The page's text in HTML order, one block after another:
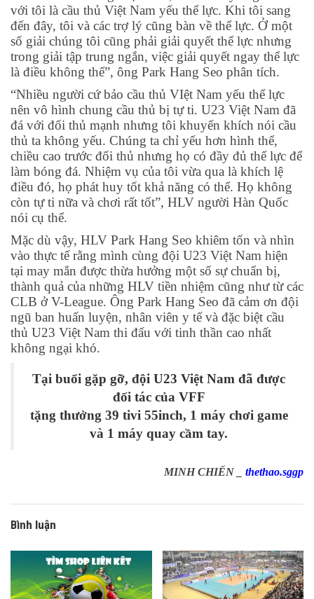
với tôi là cầu thủ Việt Nam yếu thể lực. Khi tôi sang
đến đây, tôi và các trợ lý cũng bàn về thể lực. Ở một
số giải chúng tôi cũng phải giải quyết thể lực nhưng
trong giải tập trung ngắn, việc giải quyết ngay thể lực
là điều không thể”, ông Park Hang Seo phân tích.
“Nhiều người cứ bảo cầu thủ VIệt Nam yếu thể lực
nên vô hình chung cầu thủ bị tự ti. U23 Việt Nam đã
đá với đối thủ mạnh nhưng tôi khuyến khích nói cầu
thủ ta không yếu. Chúng ta chỉ yếu hơn hình thể,
chiều cao trước đối thủ nhưng họ có đầy đủ thể lực để
làm bóng đá. Nhiệm vụ của tôi vừa qua là khích lệ
điều đó, họ phát huy tốt khả năng có thể. Họ không
còn tự ti nữa và chơi rất tốt”, HLV người Hàn Quốc
nói cụ thể.
Mặc dù vậy, HLV Park Hang Seo khiêm tốn và nhìn
vào thực tế rằng mình cùng đội U23 Việt Nam hiện
tại may mắn được thừa hưởng một số sự chuẩn bị,
thành quả của những HLV tiền nhiệm cũng như từ các
CLB ở V-League. Ông Park Hang Seo đã cảm ơn đội
ngũ ban huấn luyện, nhân viên y tế và đặc biệt cầu
thủ U23 Việt Nam thi đấu với tinh thần cao nhất
không ngại khó.
Tại buổi gặp gỡ, đội U23 Việt Nam đã được
đối tác của VFF
tặng thưởng 39 tivi 55inch, 1 máy chơi game
và 1 máy quay cầm tay.
MINH CHIẾN _ thethao.sggp
Bình luận